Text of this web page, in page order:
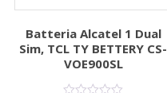
Batteria Alcatel 1 Dual
Sim, TCL TY BETTERY CS-
VOE900SL